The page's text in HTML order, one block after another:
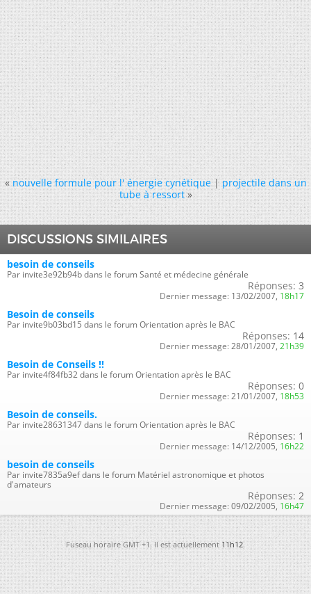
« nouvelle formule pour l' énergie cynétique|projectile dans un
tube à ressort »
DISCUSSIONS SIMILAIRES
besoin de conseils
Par invite3e92b94b dans le forum Santé et médecine générale
Réponses: 3
Dernier message: 13/02/2007, 18h17
Besoin de conseils
Par invite9b03bd15 dans le forum Orientation après le BAC
Réponses: 14
Dernier message: 28/01/2007, 21h39
Besoin de Conseils !!
Par invite4f84fb32 dans le forum Orientation après le BAC
Réponses: 0
Dernier message: 21/01/2007, 18h53
Besoin de conseils.
Par invite28631347 dans le forum Orientation après le BAC
Réponses: 1
Dernier message: 14/12/2005, 16h22
besoin de conseils
Par invite7835a9ef dans le forum Matériel astronomique et photos
d'amateurs
Réponses: 2
Dernier message: 09/02/2005, 16h47
Fuseau horaire GMT +1. Il est actuellement 11h12.